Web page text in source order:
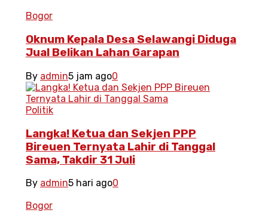
Bogor
Oknum Kepala Desa Selawangi Diduga
Jual Belikan Lahan Garapan
By admin5 jam ago0
Politik
Langka! Ketua dan Sekjen PPP
Bireuen Ternyata Lahir di Tanggal
Sama, Takdir 31 Juli
By admin5 hari ago0
Bogor